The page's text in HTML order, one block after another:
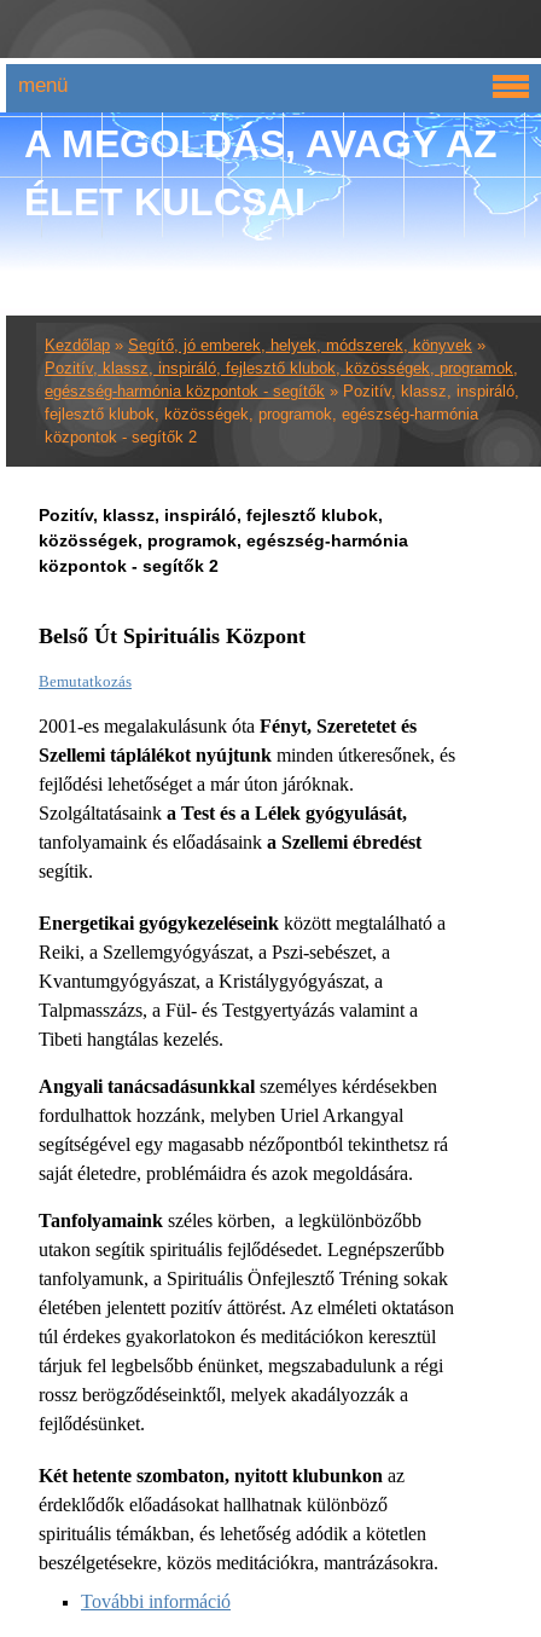
A MEGOLDÁS, AVAGY AZ
ÉLET KULCSAI
Kezdőlap » Segítő, jó emberek, helyek, módszerek, könyvek »
Pozitív, klassz, inspiráló, fejlesztő klubok, közösségek, programok,
egészség-harmónia központok - segítők » Pozitív, klassz, inspiráló,
fejlesztő klubok, közösségek, programok, egészség-harmónia
központok - segítők 2
Pozitív, klassz, inspiráló, fejlesztő klubok,
közösségek, programok, egészség-harmónia
központok - segítők 2
Belső Út Spirituális Központ
Bemutatkozás
2001-es megalakulásunk óta Fényt, Szeretetet és
Szellemi táplálékot nyújtunk minden útkeresőnek, és
fejlődési lehetőséget a már úton járóknak.
Szolgáltatásaink a Test és a Lélek gyógyulását,
tanfolyamaink és előadásaink a Szellemi ébredést
segítik.
Energetikai gyógykezeléseink között megtalálható a
Reiki, a Szellemgyógyászat, a Pszi-sebészet, a
Kvantumgyógyászat, a Kristálygyógyászat, a
Talpmasszázs, a Fül- és Testgyertyázás valamint a
Tibeti hangtálas kezelés.
Angyali tanácsadásunkkal személyes kérdésekben
fordulhattok hozzánk, melyben Uriel Arkangyal
segítségével egy magasabb nézőpontból tekinthetsz rá
saját életedre, problémáidra és azok megoldására.
Tanfolyamaink széles körben, a legkülönbözőbb
utakon segítik spirituális fejlődésedet. Legnépszerűbb
tanfolyamunk, a Spirituális Önfejlesztő Tréning sokak
életében jelentett pozitív áttörést. Az elméleti oktatáson
túl érdekes gyakorlatokon és meditációkon keresztül
tárjuk fel legbelsőbb énünket, megszabadulunk a régi
rossz berögződéseinktől, melyek akadályozzák a
fejlődésünket.
Két hetente szombaton, nyitott klubunkon az
érdeklődők előadásokat hallhatnak különböző
spirituális témákban, és lehetőség adódik a kötetlen
beszélgetésekre, közös meditációkra, mantrázásokra.
További információ
menü